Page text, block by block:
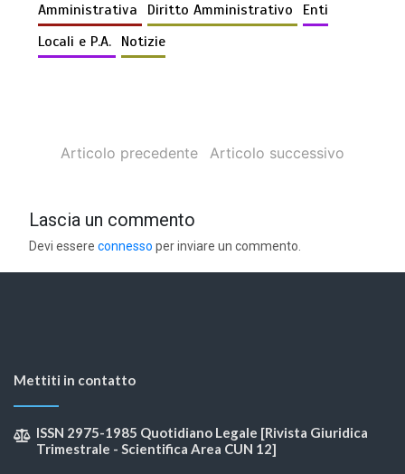
Amministrativa Diritto Amministrativo
Enti
Locali e P.A. Notizie
Articolo precedente Articolo successivo
Lascia un commento
Devi essereconnesso per inviare un commento.
Mettiti in contatto
ISSN 2975-1985 Quotidiano Legale [Rivista Giuridica
Trimestrale - Scientifica Area CUN 12]